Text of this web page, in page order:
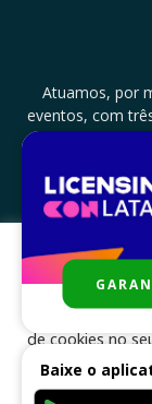
Atuamos, por
eventos, com
documentar,
CONTATO:
Para melhor
cookies, de
clicar em
de cookies no
ACEITAR
Baixe o